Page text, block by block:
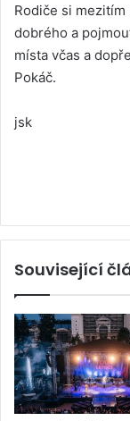
Rodiče si
dobrého a
místa včas a
Pokáč.
jsk
Související